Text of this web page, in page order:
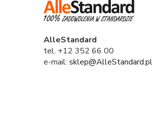
AlleStandard
tel. +12 352 66 00
e-mail: sklep@AlleStandard.pl